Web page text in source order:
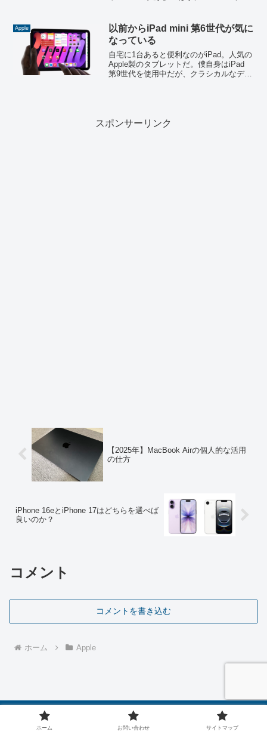
第3...
Apple
以前からiPad mini 第6世代が気に
なっている
自宅に1台あると便利なのがiPad。人気の
Apple製のタブレットだ。僕自身はiPad
第9世代を使用中だが、クラシカルなデザ
スポンサーリンク
【2025年】MacBook Airの個人的な活用
の仕方
iPhone 16eとiPhone 17はどちらを選べば
良いのか？
コメント
コメントを書き込む
ホーム Apple
ヒロアレーナ
ホーム お問い合わせ サイトマップ